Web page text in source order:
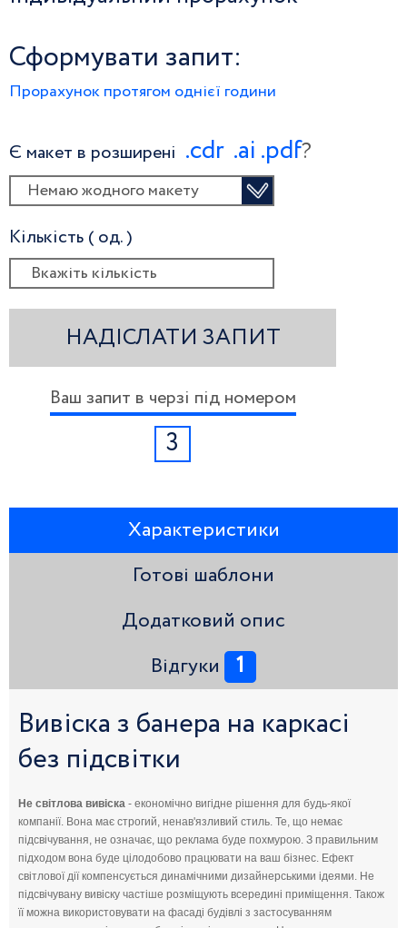
Сформувати запит:
Прорахунок протягом однієї години
Є макет в розширені .сdr .ai .pdf?
Немаю жодного макету
Кількість ( од. )
НАДІСЛАТИ ЗАПИТ
Ваш запит в черзі під номером
3
Характеристики
Готові шаблони
Додатковий опис
Відгуки 1
Вивіска з банера на каркасі
без підсвітки
Не світлова вивіска - економічно вигідне рішення для будь-якої
компанії. Вона має строгий, ненав'язливий стиль. Те, що немає
підсвічування, не означає, що реклама буде похмурою. З правильним
підходом вона буде цілодобово працювати на ваш бізнес. Ефект
світлової дії компенсується динамічними дизайнерськими ідеями. Не
підсвічувану вивіску частіше розміщують всередині приміщення. Також
її можна використовувати на фасаді будівлі з застосуванням